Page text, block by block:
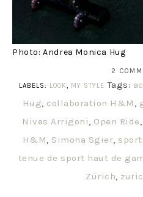
Photo: Andrea Monica Hug
2
LABELS:
LOOK, MY STYLE Tags:
Hug, collaboration H&M ,
Nives Arrigoni, Open Ride,
H&M, Simona Sgier,
tenue de sport haut de
Zürich,